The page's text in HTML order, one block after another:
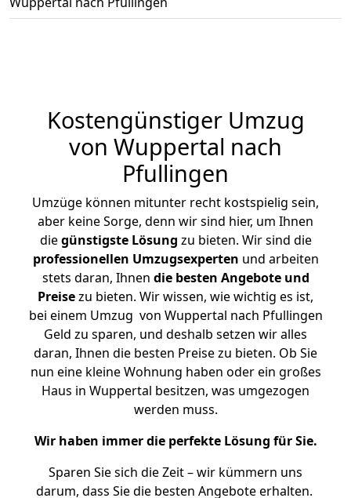
Kostengünstiger Umzug
von Wuppertal nach
Pfullingen
Umzüge können mitunter recht kostspielig sein,
aber keine Sorge, denn wir sind hier, um Ihnen
diegünstigste Lösung zu bieten. Wir sind die
professionellen Umzugsexperten und arbeiten
stets daran, Ihnen die besten Angebote und
Preisezu bieten. Wir wissen, wie wichtig es ist,
bei einem Umzug von Wuppertal nach Pfullingen
Geld zu sparen, und deshalb setzen wir alles
daran, Ihnen die besten Preise zu bieten. Ob Sie
nun eine kleine Wohnung haben oder ein großes
Haus in Wuppertal besitzen, was umgezogen
werden muss.
Wir haben immer die perfekte Lösung für Sie.
Sparen Sie sich die Zeit – wir kümmern uns
darum, dass Sie die besten Angebote erhalten.